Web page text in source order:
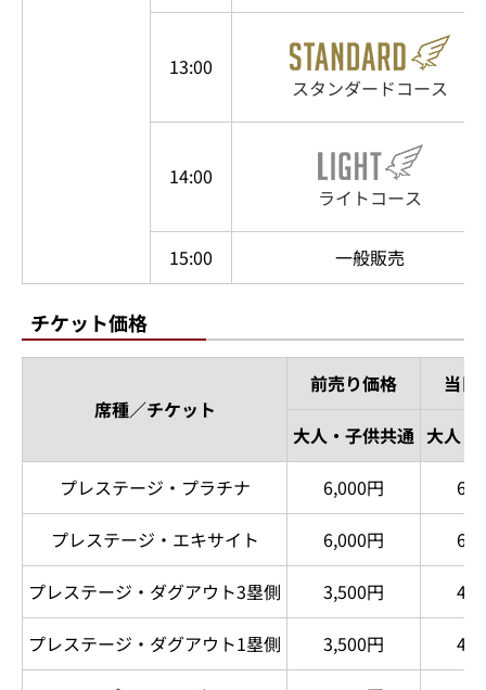
13:00
スタンダードコース
14:00
ライトコース
15:00 一般販売
チケット価格
席種／チケット
前売り価格
当日
大人・子供共通 大人・
プレステージ・プラチナ
6,000円
プレステージ・エキサイト
6,000円
プレステージ・ダグアウト3塁側
3,500円
プレステージ・ダグアウト1塁側
3,500円